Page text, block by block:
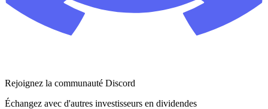
Rejoignez la communauté Discord
Échangez avec d'autres investisseurs en dividendes